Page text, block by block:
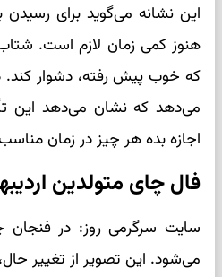
این نشانه می‌گوید برای
هنوز کمی زمان لازم است.
که خوب پیش رفته، دشوار کند.
می‌دهد که نشان می‌دهد این
اجازه بده هر چیز در زمان
فال چای متولدین
سایت سرگرمی روز: در فنجان
می‌شود. این تصویر از تغییر